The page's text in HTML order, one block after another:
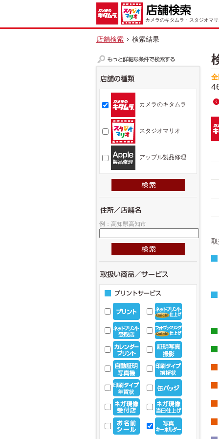
カメラのキタムラ・スタジオマ
店舗検索 検索結果
カメラのキタムラ
スタジオマリオ
アップル製品修理
例：高知県高知市